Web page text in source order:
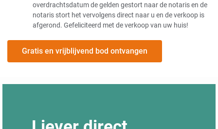
overdrachtsdatum de gelden gestort naar de notaris en de
notaris stort het vervolgens direct naar u en de verkoop is
afgerond. Gefeliciteerd met de verkoop van uw huis!
Gratis en vrijblijvend bod ontvangen